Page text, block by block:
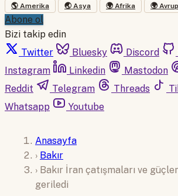
🌎 Amerika 🌏 Asya 🌍 Afrika 🌍
Abone ol
Bizi takip edin
Twitter
Bluesky Discord
Instagram
Linkedin Mastodon
Reddit
Telegram Threads
Whatsapp
Youtube
Anasayfa
› Bakır
› Bakır İran çatışmaları ve
geriledi